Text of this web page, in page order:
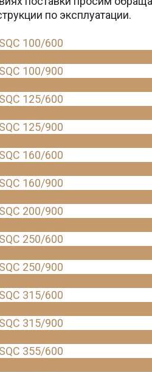
по эксплуатации.
100/600
100/900
125/600
125/900
160/600
160/900
200/900
250/600
250/900
315/600
315/900
355/600